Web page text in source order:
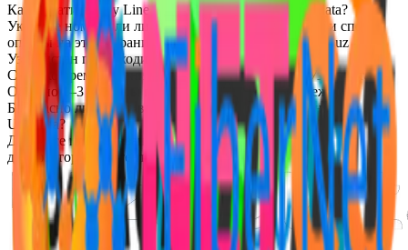
Как оплатить City Line.uz - Узбекистан через Uzoplata?
Укажите номер или лицевой счёт, выберите сумму и способ
оплаты на этой странице — зачисление на City Line.uz -
Узбекистан происходит мгновенно.
Сколько времени занимает оплата City Line.uz - Узбекистан?
Обычно 1–3 секунды после подтверждения платежа.
Безопасно ли оплачивать City Line.uz - Узбекистан через
Uzoplata?
Да — все платежи защищены SSL-шифрованием и
двухфакторной аутентификацией (2FA).